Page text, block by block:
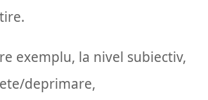
exemplu, la nivel subiectiv,
deprimare,